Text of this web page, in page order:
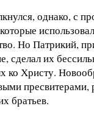
однако, с
Но Патрикий,
сделал их
ко Христу.
братьев.